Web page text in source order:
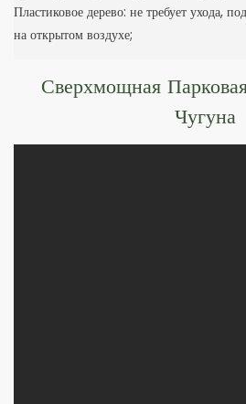
Пластиковое дерево: не требует ухода,
на открытом воздухе;
Сверхмощная
Чугуна